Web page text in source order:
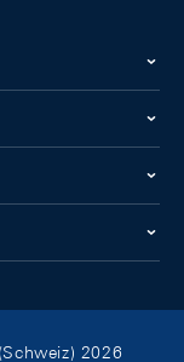
2026